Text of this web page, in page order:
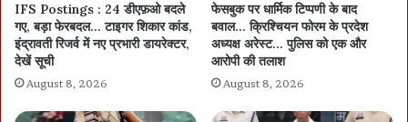
IFS Postings : 24 डीएफ़ओ बदले
गए, बड़ा फेरबदल… टाइगर शिकार कांड,
इंद्रावती रिजर्व में नए प्रभारी डायरेक्टर,
देखें सूची
August 8, 2026
फेसबुक पर धार्मिक टिप्पणी के बाद
बवाल… क्रिश्चियन फोरम के प्रदेश
अध्यक्ष अरेस्ट… पुलिस को एक और
आरोपी की तलाश
August 8, 2026